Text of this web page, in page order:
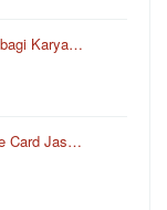
Karya…
Card Jas…